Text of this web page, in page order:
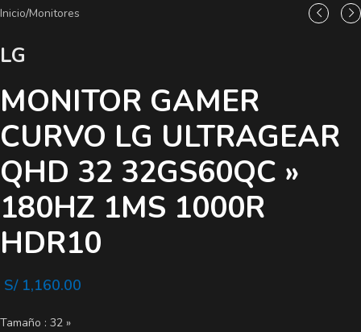
Inicio/Monitores
LG
MONITOR GAMER
CURVO LG ULTRAGEAR
QHD 32 32GS60QC »
180HZ 1MS 1000R
HDR10
S/1,160.00
Tamaño : 32 »